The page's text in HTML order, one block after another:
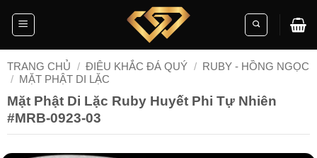
TRANG CHỦ / ĐIÊU KHẮC ĐÁ QUÝ / RUBY - HỒNG NGỌC
/ MẶT PHẬT DI LẶC
Mặt Phật Di Lặc Ruby Huyết Phi Tự Nhiên
#MRB-0923-03